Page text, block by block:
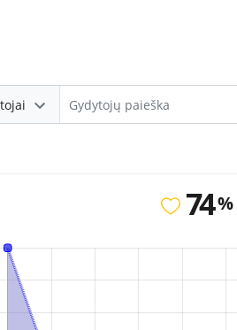
74 %